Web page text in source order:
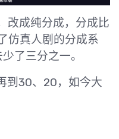
改成纯分成，分成比
仿真人剧的分成系
了三分之一。
到30、20，如今大